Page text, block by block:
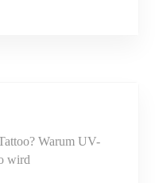
Warum UV-
wird